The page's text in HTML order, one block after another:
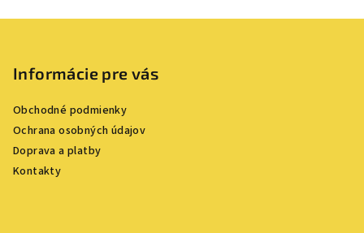
Informácie pre vás
Obchodné podmienky
Ochrana osobných údajov
Doprava a platby
Kontakty